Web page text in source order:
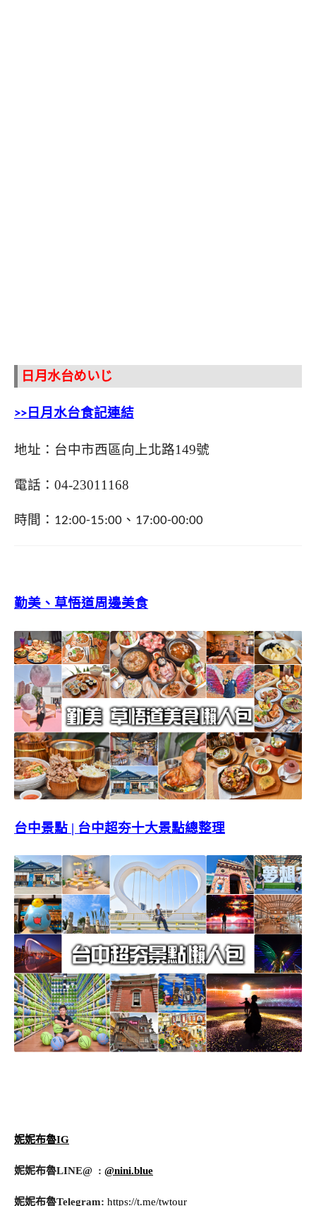
日月水台めいじ
>>日月水台食記連結
地址：台中市西區向上北路149號
電話： 04-23011168
時間： 12:00-15:00 、 17:00-00:00
勤美、草悟道周邊美食
台中景點 | 台中超夯十大景點總整理
妮妮布魯IG
妮妮布魯LINE@ : @nini.blue
妮妮布魯Telegram: https://t.me/twtour